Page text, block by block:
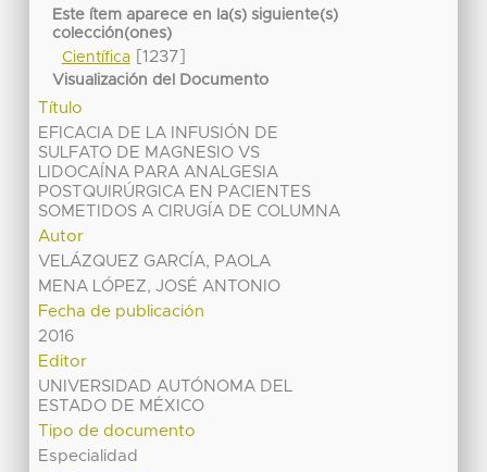
Este ítem aparece en la(s) siguiente(s)
colección(ones)
Científica[1237]
Visualización del Documento
Título
EFICACIA DE LA INFUSIÓN DE
SULFATO DE MAGNESIO VS
LIDOCAÍNA PARA ANALGESIA
POSTQUIRÚRGICA EN PACIENTES
SOMETIDOS A CIRUGÍA DE COLUMNA
Autor
VELÁZQUEZ GARCÍA, PAOLA
MENA LÓPEZ, JOSÉ ANTONIO
Fecha de publicación
2016
Editor
UNIVERSIDAD AUTÓNOMA DEL
ESTADO DE MÉXICO
Tipo de documento
Especialidad